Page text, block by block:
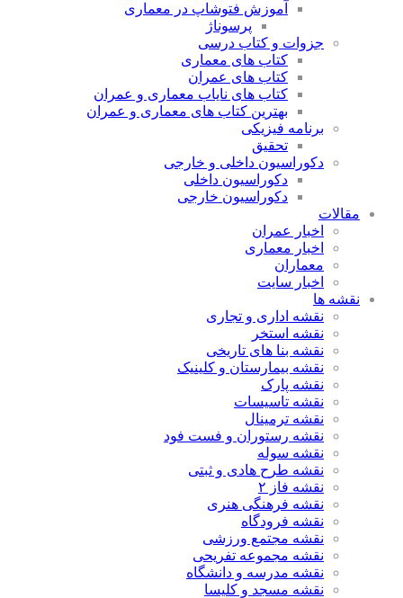
آموزش فتوشاپ در معماری
پرسوناژ
جزوات و کتاب درسی
کتاب های معماری
کتاب های عمران
کتاب های نایاب معماری و عمران
بهترین کتاب های معماری و عمران
برنامه فیزیکی
تحقیق
دکوراسیون داخلی و خارجی
دکوراسیون داخلی
دکوراسیون خارجی
مقالات
اخبار عمران
اخبار معماری
معماران
اخبار سایت
نقشه ها
نقشه اداری و تجاری
نقشه استخر
نقشه بنا های تاریخی
نقشه بیمارستان و کلینیک
نقشه پارک
نقشه تاسیسات
نقشه ترمینال
نقشه رستوران و فست فود
نقشه سوله
نقشه طرح هادی و ثبتی
نقشه فاز ۲
نقشه فرهنگی هنری
نقشه فرودگاه
نقشه مجتمع ورزشی
نقشه مجموعه تفریحی
نقشه مدرسه و دانشگاه
نقشه مسجد و کلیسا